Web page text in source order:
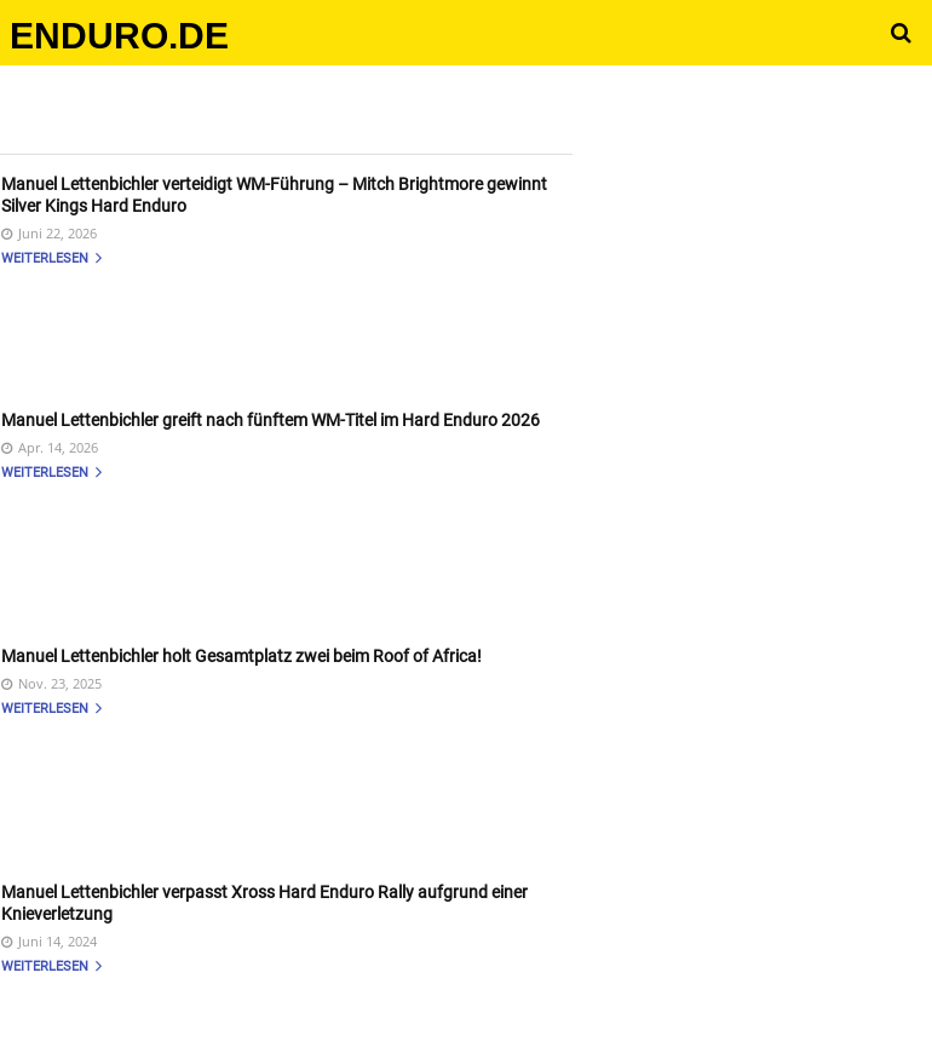
ENDURO.DE
Manuel Lettenbichler verteidigt WM-Führung – Mitch Brightmore gewinnt
Silver Kings Hard Enduro
Juni 22, 2026
WEITERLESEN
Manuel Lettenbichler greift nach fünftem WM-Titel im Hard Enduro 2026
Apr. 14, 2026
WEITERLESEN
Manuel Lettenbichler holt Gesamtplatz zwei beim Roof of Africa!
Nov. 23, 2025
WEITERLESEN
Manuel Lettenbichler verpasst Xross Hard Enduro Rally aufgrund einer
Knieverletzung
Juni 14, 2024
WEITERLESEN